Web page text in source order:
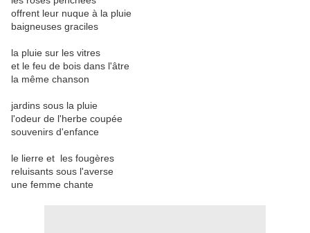
offrent leur nuque à la pluie
baigneuses graciles
la pluie sur les vitres
et le feu de bois dans l'âtre
la même chanson
jardins sous la pluie
l'odeur de l'herbe coupée
souvenirs d'enfance
le lierre et les fougères
reluisants sous l'averse
une femme chante